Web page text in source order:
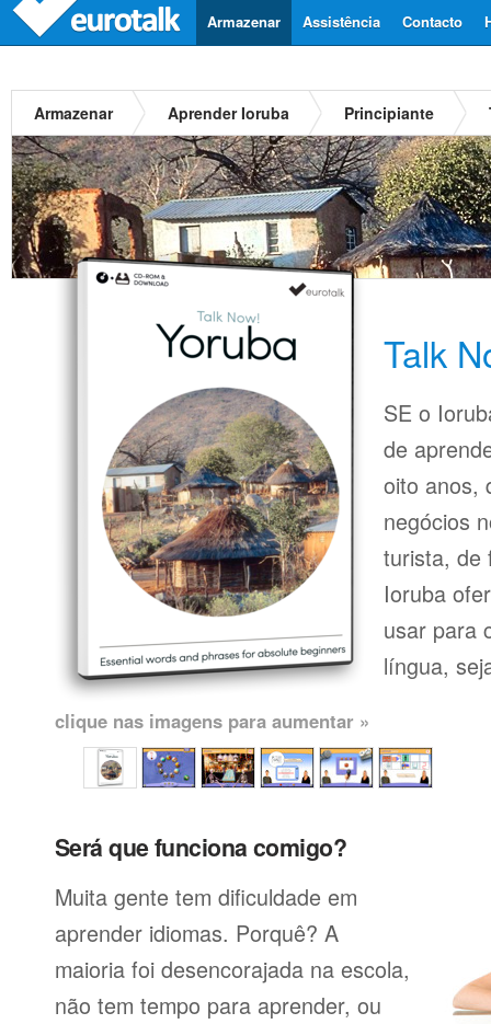
Contacto
Assistência
Armazenar
Armazenar Aprender Ioruba Principiante
Talk
SE o
de
oito anos,
negócios
turista, de
Ioruba
usar para
língua,
clique nas imagens para aumentar »
Será que funciona comigo?
Muita gente tem dificuldade em
aprender idiomas. Porquê? A
maioria foi desencorajada na escola,
não tem tempo para aprender, ou